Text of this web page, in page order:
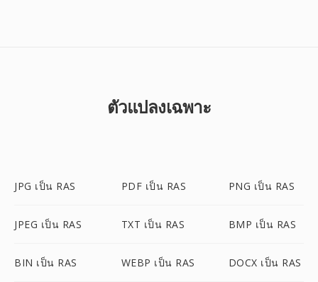
ตัวแปลงเฉพาะ
JPG เป็น RAS PDF เป็น RAS PNG เป็น RAS
JPEG เป็น RAS TXT เป็น RAS BMP เป็น RAS
BIN เป็น RAS WEBP เป็น RAS DOCX เป็น RAS